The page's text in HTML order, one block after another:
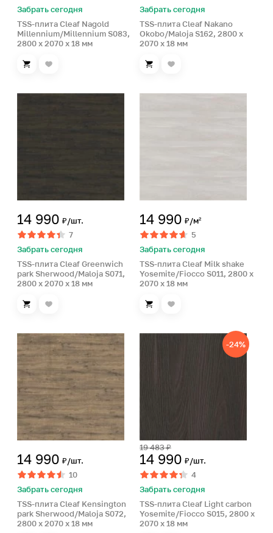
Забрать сегодня
TSS-плита Cleaf Nagold
Millennium/Millennium S083,
2800 x 2070 x 18 мм
Забрать сегодня
TSS-плита Cleaf Nakano
Okobo/Maloja S162, 2800 x
2070 x 18 мм
14 990 ₽/шт.
7
Забрать сегодня
TSS-плита Cleaf Greenwich
park Sherwood/Maloja S071,
2800 x 2070 x 18 мм
14 990 ₽/м²
5
Забрать сегодня
TSS-плита Cleaf Milk shake
Yosemite/Fiocco S011, 2800 x
2070 x 18 мм
14 990 ₽/шт.
10
Забрать сегодня
TSS-плита Cleaf Kensington
park Sherwood/Maloja S072,
2800 x 2070 x 18 мм
-24%
19 483 ₽
14 990 ₽/шт.
4
Забрать сегодня
TSS-плита Cleaf Light carbon
Yosemite/Fiocco S015, 2800 x
2070 x 18 мм